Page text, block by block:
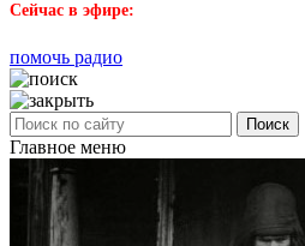
Сейчас в эфире:
помочь радио
Поиск
Главное меню